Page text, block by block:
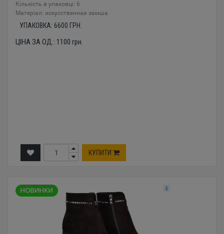
Кількість в упаковці: 6
Mатеріал: искусственная замша
УПАКОВКА: 6600 ГРН.
ЦІНА ЗА ОД.: 1100 грн.
КУПИТИ